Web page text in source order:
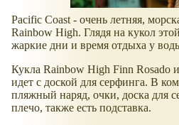
Pacific Coast - очень летняя,
Rainbow High. Глядя на кукол
жаркие дни и время отдыха у
Кукла Rainbow High Finn Rosado
идет с доской для серфинга. В
пляжный наряд, очки, доска для
плечо, также есть подставка.